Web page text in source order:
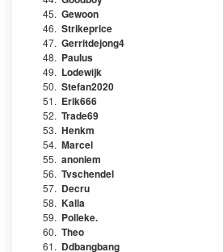
45. Gewoon
46. Strikeprice
47. Gerritdejong4
48. Paulus
49. Lodewijk
50. Stefan2020
51. Erik666
52. Trade69
53. Henkm
54. Marcel
55. anoniem
56. Tvschendel
57. Decru
58. Kalla
59. Polleke.
60. Theo
61. Ddbangbang